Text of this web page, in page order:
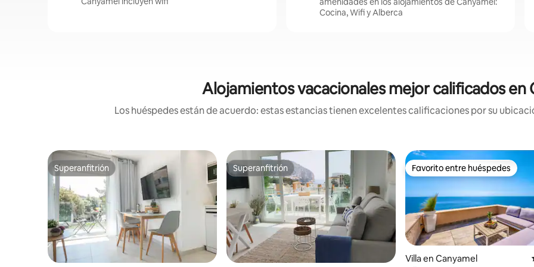
Cocina, Wifi y Alberca
Alojamientos vacacionales mejor calificados en
Los huéspedes están de acuerdo: estas estancias tienen excelentes calificaciones por su
Superanfitrión
Superanfitrión Superanfitrión
Superanfitrión Favorito entre huéspedes
Favorito entre huéspedes
Villa en Canyamel